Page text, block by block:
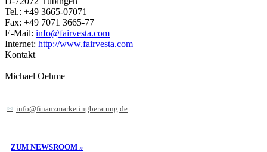
Tel.: +49 3665-07071
Fax: +49 7071 3665-77
E-Mail: info@fairvesta.com
Internet: http://www.fairvesta.com
Kontakt
Michael Oehme
info@finanzmarketingberatung.de
ZUM NEWSROOM »